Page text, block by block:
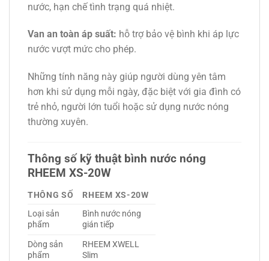
nước, hạn chế tình trạng quá nhiệt.
Van an toàn áp suất: hỗ trợ bảo vệ bình khi áp lực
nước vượt mức cho phép.
Những tính năng này giúp người dùng yên tâm
hơn khi sử dụng mỗi ngày, đặc biệt với gia đình có
trẻ nhỏ, người lớn tuổi hoặc sử dụng nước nóng
thường xuyên.
Thông số kỹ thuật bình nước nóng
RHEEM XS-20W
THÔNG SỐ
RHEEM XS-20W
Loại sản
phẩm
Bình nước nóng
gián tiếp
Dòng sản
phẩm
RHEEM XWELL
Slim